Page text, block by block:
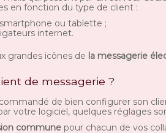
en fonction du type de client :
ou tablette ;
internet.
grandes icônes de la messagerie
de messagerie ?
de bien configurer son
votre logiciel, quelques réglages
commune pour chacun de vos